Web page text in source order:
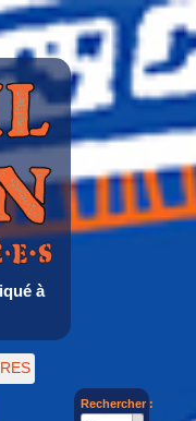
à
Rechercher :